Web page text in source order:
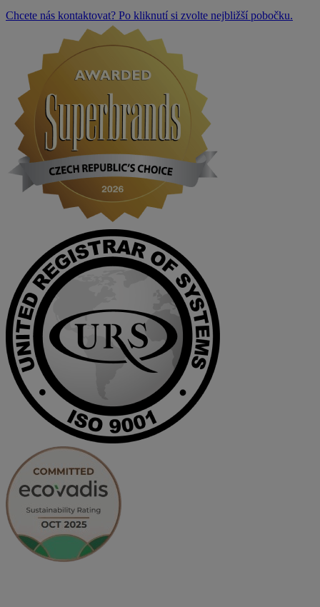
Chcete nás kontaktovat? Po kliknutí si zvolte nejbližší pobočku.